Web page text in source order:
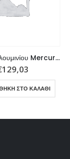
Προπέλα αλουμινίου Mercury, Mariner Outboard, 9.9 – 25 HP 3×10,1×13 R
129,03
ΣΤΟ ΚΑΛΆΘΙ